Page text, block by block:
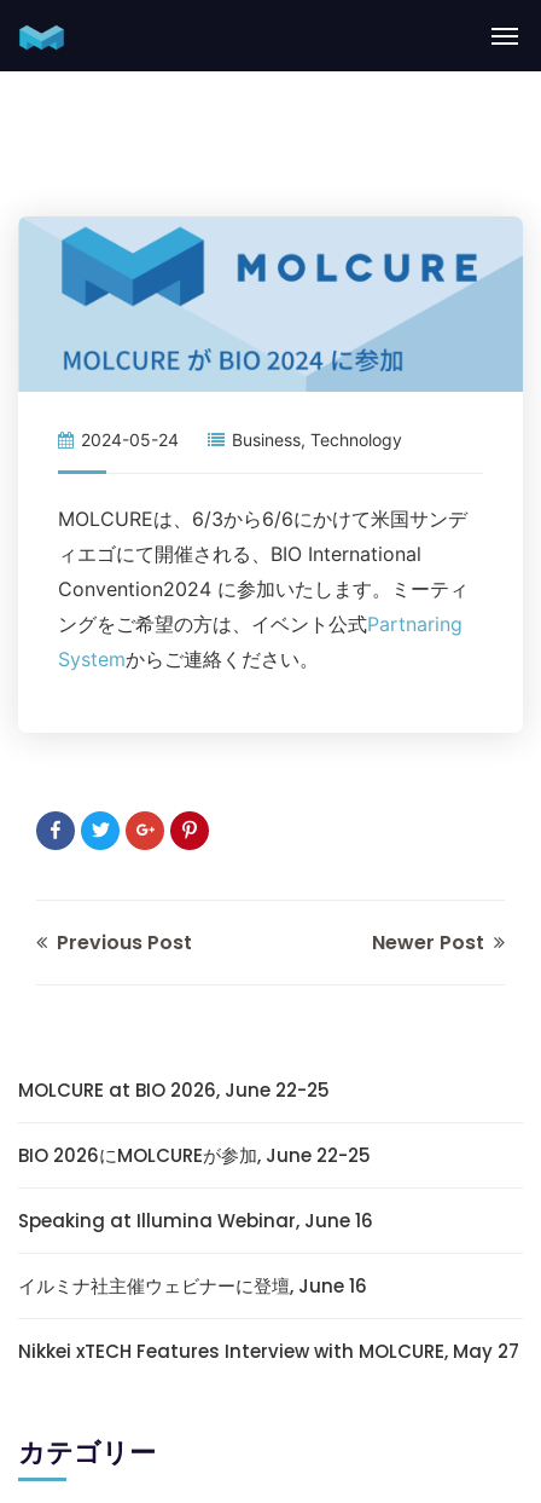
2024-05-24 Business, Technology
MOLCUREは、6/3から6/6にかけて米国サンデ
ィエゴにて開催される、BIO International
Convention2024 に参加いたします。ミーティ
ングをご希望の方は、イベント公式Partnaring
Systemからご連絡ください。
Previous Post Newer Post
MOLCURE at BIO 2026, June 22-25
BIO 2026にMOLCUREが参加, June 22-25
Speaking at Illumina Webinar, June 16
イルミナ社主催ウェビナーに登壇, June 16
Nikkei xTECH Features Interview with MOLCURE, May 27
カテゴリー